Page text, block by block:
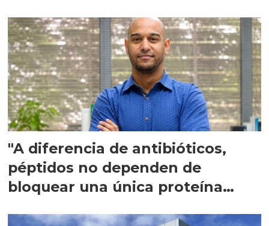
"A diferencia de antibióticos,
péptidos no dependen de
bloquear una única proteína